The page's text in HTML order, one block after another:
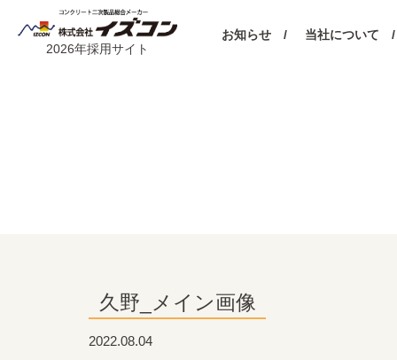
2026年採用サイト
お知らせ / 当社について /
久野_メイン画像
2022.08.04